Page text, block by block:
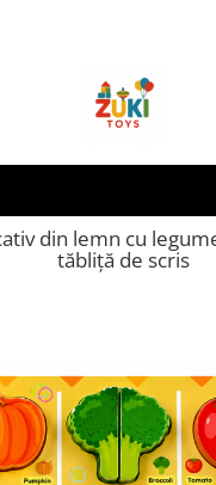
lei
Copilului
din lemn cu
tăbliță de scris